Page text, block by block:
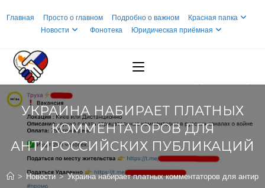
Главная Просто о главном Подробно о важном
Красная папка
Новости
Фонотека Юридическая приёмная
УКРАИНА НАБИРАЕТ ПЛАТНЫХ
КОММЕНТАТОРОВ ДЛЯ
АНТИРОССИЙСКИХ ПУБЛИКАЦИЙ
> Новости > Украина набирает платных комментаторов для